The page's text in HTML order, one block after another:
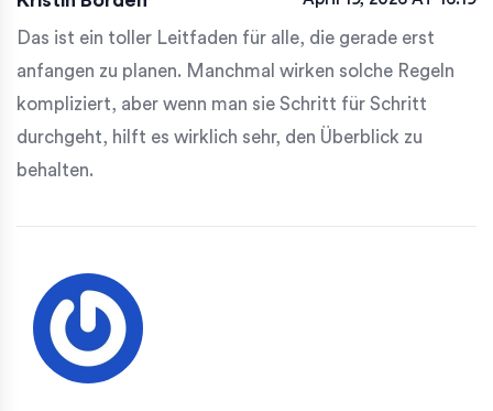
Das ist ein toller Leitfaden für alle, die gerade erst
anfangen zu planen. Manchmal wirken solche Regeln
kompliziert, aber wenn man sie Schritt für Schritt
durchgeht, hilft es wirklich sehr, den Überblick zu
behalten.